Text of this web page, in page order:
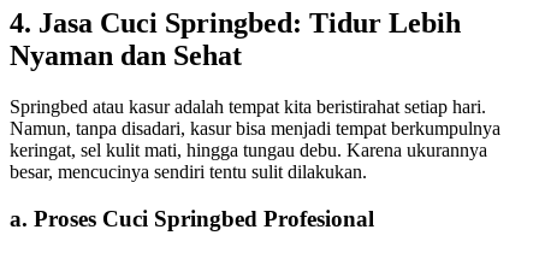
4. Jasa Cuci Springbed: Tidur Lebih
Nyaman dan Sehat
Springbed atau kasur adalah tempat kita beristirahat setiap hari.
Namun, tanpa disadari, kasur bisa menjadi tempat berkumpulnya
keringat, sel kulit mati, hingga tungau debu. Karena ukurannya
besar, mencucinya sendiri tentu sulit dilakukan.
a. Proses Cuci Springbed Profesional